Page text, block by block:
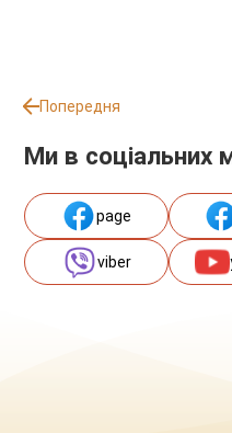
Попередня
Ми в соціальних
page
viber